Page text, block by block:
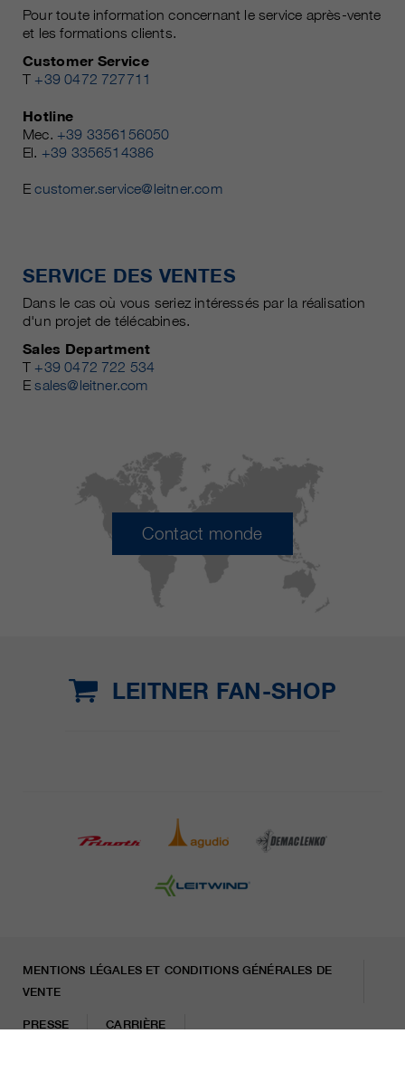
Pour toute information concernant le service après-vente
et les formations clients.
Customer Service
T +39 0472 727711
Hotline
Mec. +39 3356156050
El. +39 3356514386
Ecustomer.service@leitner.com
SERVICE DES VENTES
Dans le cas où vous seriez intéressés par la réalisation
d'un projet de télécabines.
Sales Department
T +39 0472 722 534
Esales@leitner.com
Contact monde
LEITNER FAN-SHOP
MENTIONS LÉGALES ET CONDITIONS GÉNÉRALES DE
VENTE
PRESSE CARRIÈRE